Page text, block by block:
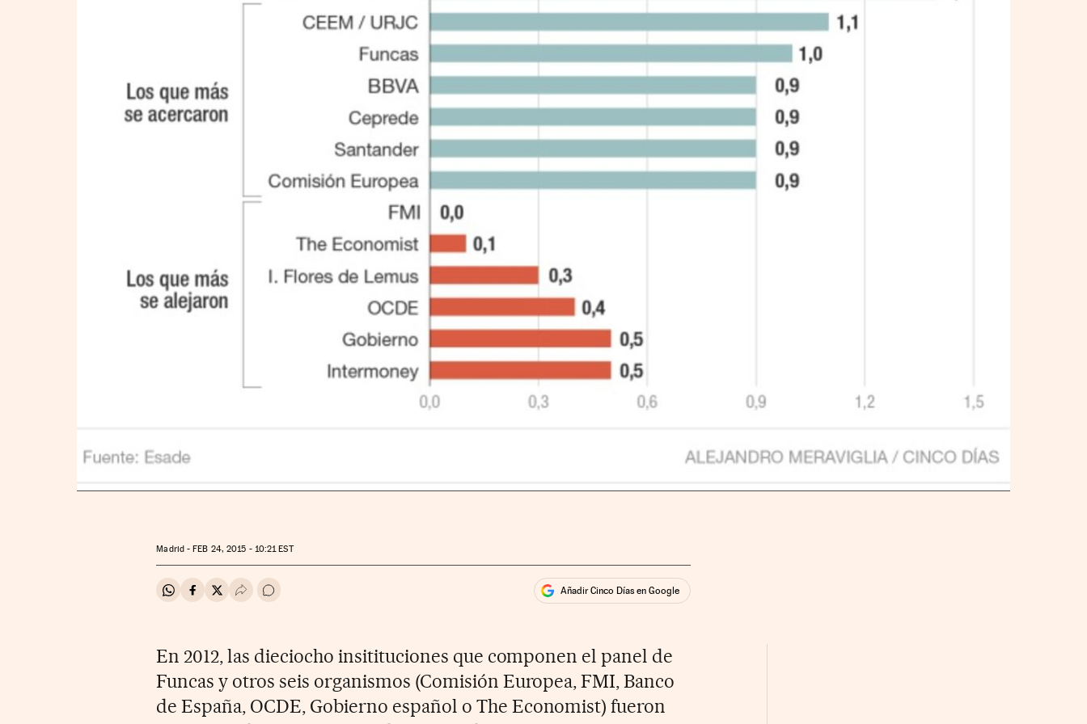
Madrid - FEB 24, 2015 - 10:21EST
Compartir en Whatsapp
Compartir en Facebook
Compartir en Twitter
Desplegar Redes Sociales
Ir a los comentarios Añadir Cinco Días en Google
En 2012, las dieciocho insitituciones que componen el panel de
Funcas y otros seis organismos (Comisión Europea, FMI, Banco
de España, OCDE, Gobierno español o The Economist) fueron